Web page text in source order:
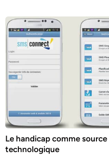
Le handicap comme source
technologique